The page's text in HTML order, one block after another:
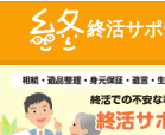
終活サポ